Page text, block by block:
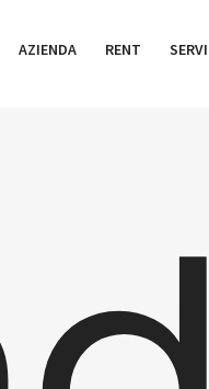
AZIENDA RENT